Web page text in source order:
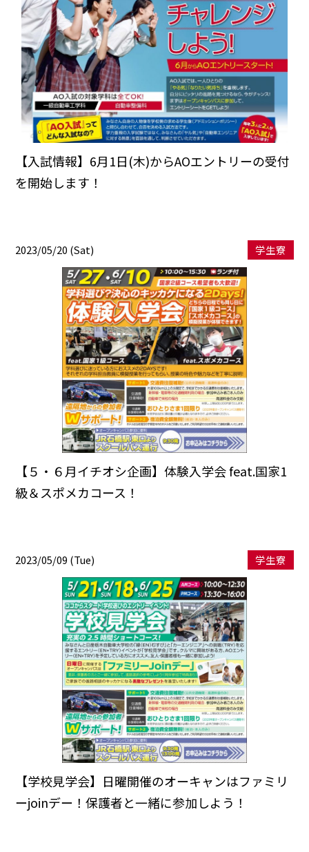
【入試情報】6月1日(木)からAOエントリーの受付
を開始します！
2023/05/20 (Sat) 学生寮
【５・６月イチオシ企画】体験入学会 feat.国家1
級＆スポメカコース！
2023/05/09 (Tue) 学生寮
【学校見学会】日曜開催のオーキャンはファミリ
ーjoinデー！保護者と一緒に参加しよう！